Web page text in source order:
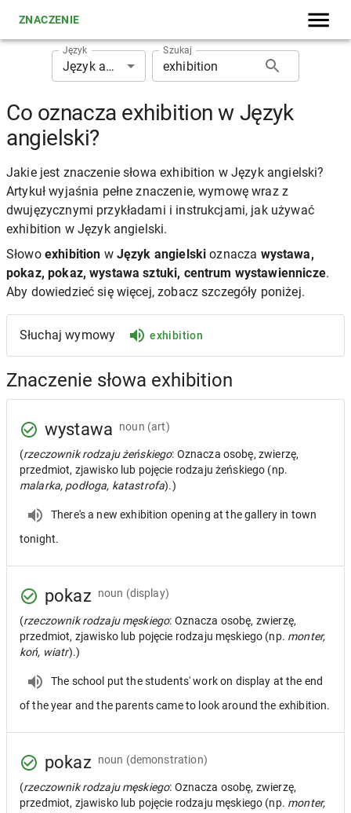
ZNACZENIE
Język
Język angielski
Szukaj
Co oznacza exhibition w Język
angielski?
Jakie jest znaczenie słowa exhibition w Język angielski?
Artykuł wyjaśnia pełne znaczenie, wymowę wraz z
dwujęzycznymi przykładami i instrukcjami, jak używać
exhibition w Język angielski.
Słowo exhibition w Język angielski oznacza wystawa,
pokaz, pokaz, wystawa sztuki, centrum wystawiennicze.
Aby dowiedzieć się więcej, zobacz szczegóły poniżej.
Słuchaj wymowy exhibition
Znaczenie słowa exhibition
wystawa noun (art)
(rzeczownik rodzaju żeńskiego: Oznacza osobę, zwierzę,
przedmiot, zjawisko lub pojęcie rodzaju żeńskiego (np.
malarka, podłoga, katastrofa).)
There's a new exhibition opening at the gallery in town
tonight.
pokaz noun (display)
(rzeczownik rodzaju męskiego: Oznacza osobę, zwierzę,
przedmiot, zjawisko lub pojęcie rodzaju męskiego (np. monter,
koń, wiatr).)
The school put the students' work on display at the end
of the year and the parents came to look around the exhibition.
pokaz noun (demonstration)
(rzeczownik rodzaju męskiego: Oznacza osobę, zwierzę,
przedmiot, zjawisko lub pojęcie rodzaju męskiego (np. monter,